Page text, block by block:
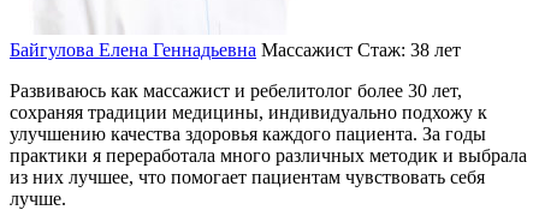
Байгулова Елена Геннадьевна Массажист Стаж: 38 лет
Развиваюсь как массажист и ребелитолог более 30 лет,
сохраняя традиции медицины, индивидуально подхожу к
улучшению качества здоровья каждого пациента. За годы
практики я переработала много различных методик и выбрала
из них лучшее, что помогает пациентам чувствовать себя
лучше.